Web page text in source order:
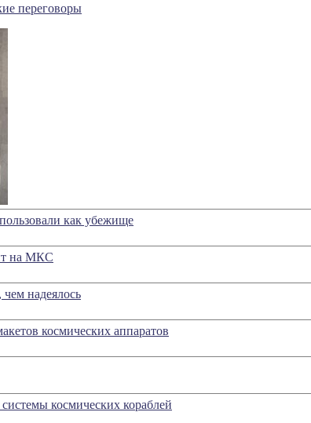
переговоры
как убежище
на МКС
надеялось
космических аппаратов
космических кораблей